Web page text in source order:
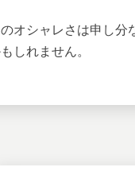
オシャレさは申し分
しれません。